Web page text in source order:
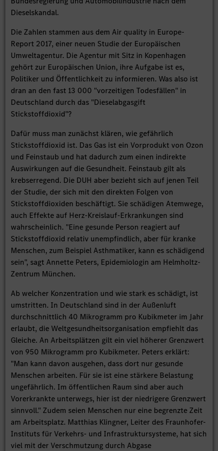
Dieselskandal.
Die Zahlen stammen aus dem Air quality in Europe-
Report 2017, einer neuen Studie der Europäischen
Umweltagentur. Die Agentur mit Sitz in Kopenhagen
gehört zur Europäischen Union, ihre Aufgabe ist es,
Politiker und Öffentlichkeit zu informieren. Was also ist
dran an den fast 13 000 "vorzeitigen Todesfällen" in
Deutschland durch das "Dieselabgasgift
Stickstoffdioxid"?
Dafür muss man zunächst klären, wie gefährlich
Stickstoffdioxid ist. Das Gas ist ein Vorprodukt von Ozon
und Feinstaub und hat dadurch zum einen indirekte
Auswirkungen auf die Gesundheit. Feinstaub gilt als
krebserregend. Die DUH aber bezieht sich auf jenen Teil
der Studie, der sich mit den direkten Folgen von
Stickstoffdioxiden beschäftigt. Sie schädigen Atemwege,
auch Effekte auf Herz-Kreislauf-Erkrankungen sind
wahrscheinlich. "Eine gesunde Person reagiert auf
Stickstoffdioxid relativ unempfindlich, aber für kranke
Menschen, zum Beispiel Asthmatiker, kann es schädigend
sein", sagt Annette Peters, Epidemiologin am Helmholtz-
Zentrum München.
Ab welcher Konzentration und wie stark es schädigt, ist
umstritten. In Deutschland sind in der Außenluft
durchschnittlich 40 Mikrogramm pro Kubikmeter im Jahr
erlaubt, die Weltgesundheitsorganisation empfiehlt das
Gleiche. An Arbeitsplätzen gilt ein viel höherer Grenzwert
von 950 Mikrogramm pro Kubikmeter. Peters erklärt:
"Man kann davon ausgehen, dass dort nur gesunde
Menschen arbeiten. Für sie ist eine stärkere Belastung
ungefährlich. Im öffentlichen Raum sind aber auch
Vorerkrankte unterwegs, hier ist der niedrigere Grenzwert
sinnvoll." Zudem seien Menschen nur eine begrenzte Zeit
am Arbeitsplatz. Matthias Klingner, Leiter des Fraunhofer-
Instituts für Verkehrs- und Infrastruktursysteme, hat sich
viel mit der Verschmutzung durch Abgase